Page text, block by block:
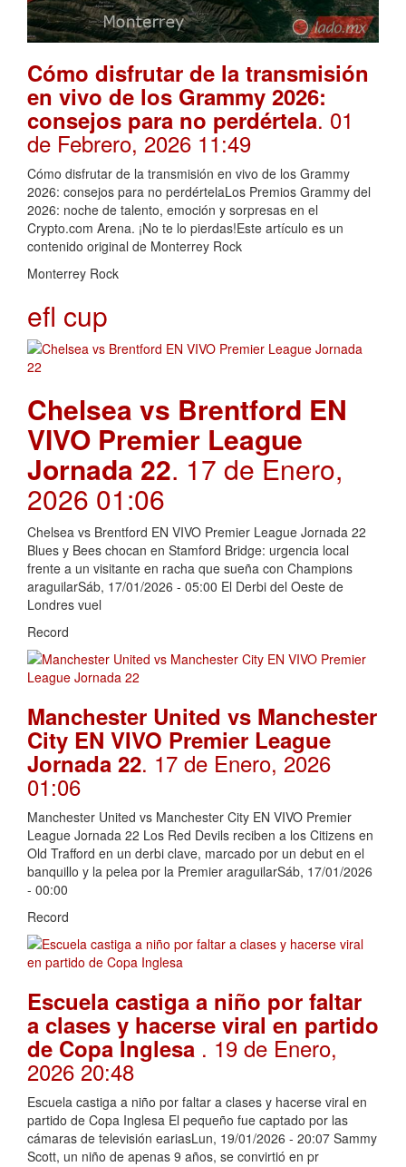
Cómo disfrutar de la transmisión
en vivo de los Grammy 2026:
consejos para no perdértela. 01
de Febrero, 2026 11:49
Cómo disfrutar de la transmisión en vivo de los Grammy
2026: consejos para no perdértelaLos Premios Grammy del
2026: noche de talento, emoción y sorpresas en el
Crypto.com Arena. ¡No te lo pierdas!Este artículo es un
contenido original de Monterrey Rock
Monterrey Rock
efl cup
Chelsea vs Brentford EN
VIVO Premier League
Jornada 22. 17 de Enero,
2026 01:06
Chelsea vs Brentford EN VIVO Premier League Jornada 22
Blues y Bees chocan en Stamford Bridge: urgencia local
frente a un visitante en racha que sueña con Champions
araguilarSáb, 17/01/2026 - 05:00 El Derbi del Oeste de
Londres vuel
Record
Manchester United vs Manchester
City EN VIVO Premier League
Jornada 22. 17 de Enero, 2026
01:06
Manchester United vs Manchester City EN VIVO Premier
League Jornada 22 Los Red Devils reciben a los Citizens en
Old Trafford en un derbi clave, marcado por un debut en el
banquillo y la pelea por la Premier araguilarSáb, 17/01/2026
- 00:00
Record
Escuela castiga a niño por faltar
a clases y hacerse viral en partido
de Copa Inglesa . 19 de Enero,
2026 20:48
Escuela castiga a niño por faltar a clases y hacerse viral en
partido de Copa Inglesa El pequeño fue captado por las
cámaras de televisión eariasLun, 19/01/2026 - 20:07 Sammy
Scott, un niño de apenas 9 años, se convirtió en pr